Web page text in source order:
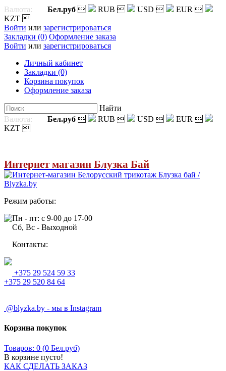
Валюта: Бел.руб  RUB  USD  EUR 
KZT 
Войти или зарегистрироваться
Закладки (0) Оформление заказа
Войти или зарегистрироваться
Личный кабинет
Закладки (0)
Корзина покупок
Оформление заказа
Найти
Валюта:
Бел.руб  RUB  USD  EUR 
KZT 
Интернет магазин Блузка Бай
Режим работы:
Пн - пт: с 9-00 до 17-00
Сб, Вс - Выходной
Контакты:
+375 29 524 59 33
+375 29 520 84 64
@blyzka.by - мы в Instagram
Корзина покупок
Товаров: 0 (0 Бел.руб)
В корзине пусто!
КАК СДЕЛАТЬ ЗАКАЗ